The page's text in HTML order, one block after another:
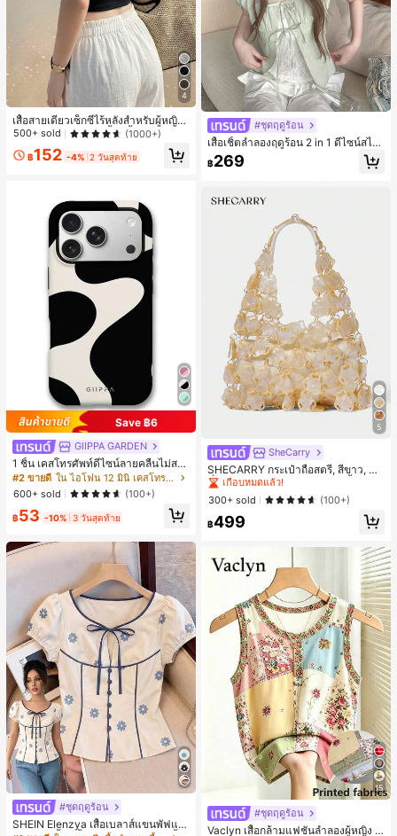
4
เสื้อสายเดี่ยวเซ็กซี่ไร้หลังสำหรับผู้หญิง
พร้อมบราแบบมีฟองน้ำ, เสื้อกล้ามแขน
500+ sold (1000+)
฿152 -4% 2 วันสุดท้าย
Save ฿6
GIIPPA GARDEN
1 ชิ้น เคสโทรศัพท์ดีไซน์ลายคลื่นไม่สม
มาตรสำหรับ Phone 17 Pro Max, เหม
าะสำหรับ Phone 16 Pro Max, 15 Pro
Max, 14 Pro Max, เคสโทรศัพท์สไตล์เ
กาหลีและน่าสนใจ, เข้ากันได้กับ 11/12/
13/14/15/16 Pro Max Plus, ดีไซน์หรู
ขวัญในอุดมคติสำหรับคริสต์มาส, วันว
าเลนไทน์, อีสเตอร์, ฤดูแต่งงานและวันเ
กิดสำหรับแฟนสาว
#2 ขายดี
ใน ไอโฟน 12 มินิ เคสโทรศัพท์แฟชั่น
600+ sold
(100+)
฿53 -10% 3 วันสุดท้าย
#ชุดฤดูร้อน
SHEIN Elenzya เสื้อเบลาส์แขนพัฟแต่
#ชุดฤดูร้อน
เสื้อเชิ้ตลำลองฤดูร้อน 2 in 1 ดีไซน์สไต
ล์เกาหลี แต่งลูกไม้ต่อผ้า
฿269
5
SheCarry
SHECARRY กระเป๋าถือสตรี, สีขาว, แฟ
ชั่น, สง่างาม, วันหยุด, งานปาร์ตี้
#1 ขายดี
เกือบหมดแล้ว!
#1 ขายดี
เกือบหมดแล้ว!
#1 ขายดี
เกือบหมดแล้ว!
#1 ขายดี
ใน บรรยากาศฤดูร้อน กระเป๋าหูหิ้วด้านบนผู้หญิง
เกือบหมดแล้ว!
300+ sold (100+)
฿499
15
#ชุดฤดูร้อน
Vaclyn เสื้อกล้ามแฟชั่นลำลองผู้หญิง ล